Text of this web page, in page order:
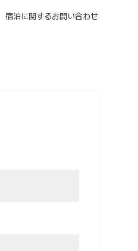
宿泊に関するお問い合わせ